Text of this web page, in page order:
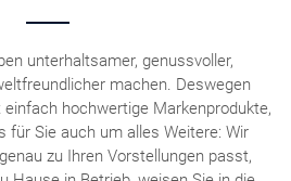
unterhaltsamer, genussvoller,
machen. Deswegen
hochwertige Markenprodukte,
für Sie auch um alles Weitere: Wir
zu Ihren Vorstellungen passt,